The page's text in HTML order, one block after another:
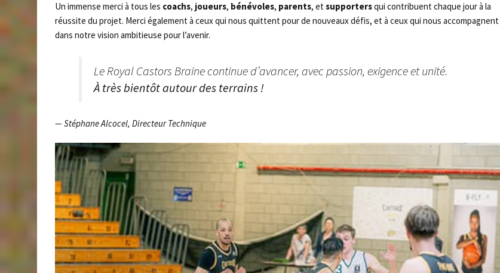
Un immense merci à tous les coachs, joueurs, bénévoles, parents, etsupportersqui contribuent chaque jour à la
réussite du projet. Merci également à ceux qui nous quittent pour de nouveaux défis, et à ceux qui nous accompagnent
dans notre vision ambitieuse pour l’avenir.
Le Royal Castors Braine continue d’avancer, avec passion, exigence et unité.
À très bientôt autour des terrains !
— Stéphane Alcocel, Directeur Technique